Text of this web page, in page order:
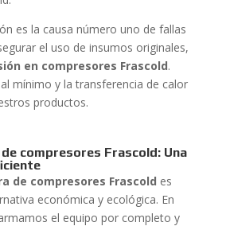
es la causa número uno de fallas
el uso de insumos originales,
en compresores Frascold.
mínimo y la transferencia de calor
productos.
compresores Frascold: Una
de compresores Frascold es
económica y ecológica. En
el equipo por completo y